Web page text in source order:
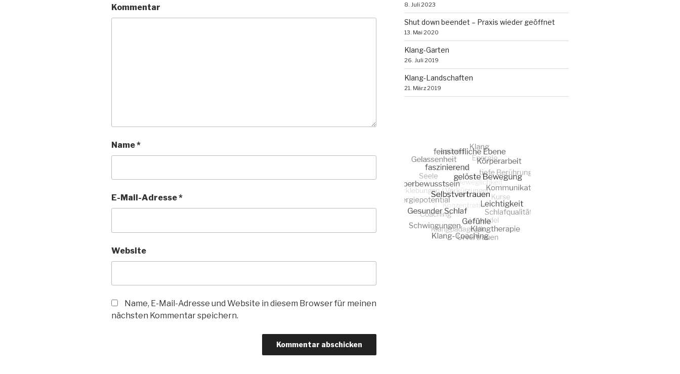
Kommentar
Name*
E-Mail-Adresse*
Website
Name, E-Mail-Adresse und Website in diesem Browser für meinen
nächsten Kommentar speichern.
8. Juli 2023
Shut down beendet – Praxis wieder geöffnet
13. Mai 2020
Klang-Garten
26. Juli 2019
Klang-Landschaften
21. März 2019